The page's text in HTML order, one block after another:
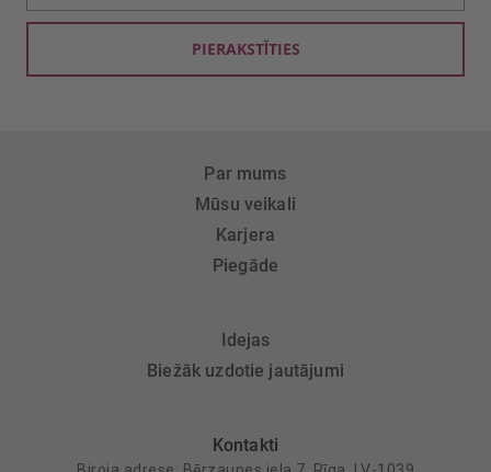
saņemšanai:
PIERAKSTĪTIES
Par mums
Mūsu veikali
Karjera
Piegāde
Idejas
Biežāk uzdotie jautājumi
Kontakti